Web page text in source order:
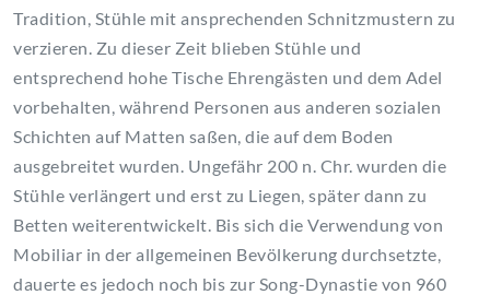
Tradition, Stühle mit ansprechenden Schnitzmustern zu
verzieren. Zu dieser Zeit blieben Stühle und
entsprechend hohe Tische Ehrengästen und dem Adel
vorbehalten, während Personen aus anderen sozialen
Schichten auf Matten saßen, die auf dem Boden
ausgebreitet wurden. Ungefähr 200 n. Chr. wurden die
Stühle verlängert und erst zu Liegen, später dann zu
Betten weiterentwickelt. Bis sich die Verwendung von
Mobiliar in der allgemeinen Bevölkerung durchsetzte,
dauerte es jedoch noch bis zur Song-Dynastie von 960